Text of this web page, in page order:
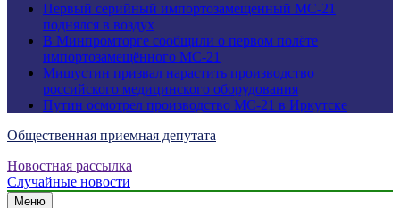
Первый серийный импортозамещенный МС-21
поднялся в воздух
В Минпромторге сообщили о первом полёте
импортозамещённого МС-21
Мишустин призвал нарастить производство
российского медицинского оборудования
Путин осмотрел производство МС-21 в Иркутске
Общественная приемная депутата
Новостная рассылка
Случайные новости
Меню